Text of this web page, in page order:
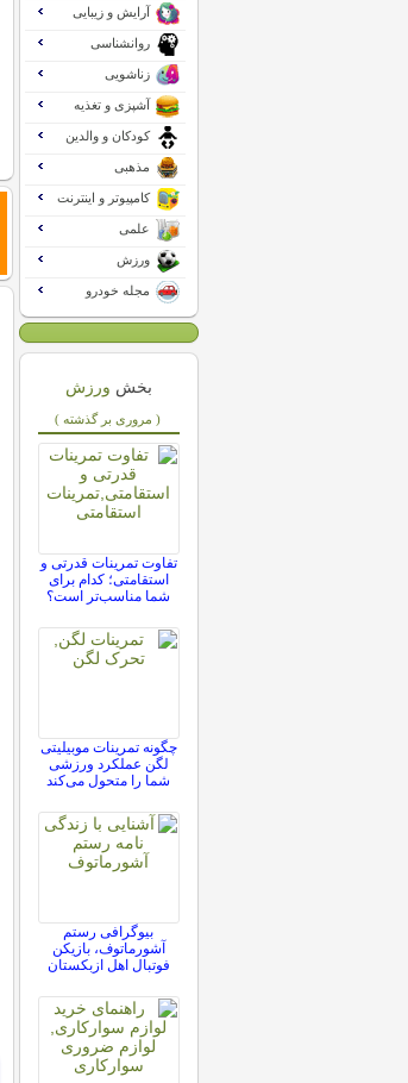
آرایش و زیبایی
روانشناسی
زناشویی
آشپزی و تغذیه
کودکان و والدین
مذهبی
کامپیوتر و اینترنت
علمی
ورزش
مجله خودرو
بخش ورزش
( مروری بر گذشته )
تفاوت تمرینات قدرتی و
استقامتی؛ کدام برای
شما مناسب‌تر است؟
چگونه تمرینات موبیلیتی
لگن عملکرد ورزشی
شما را متحول می‌کند
بیوگرافی رستم
آشورماتوف، بازیکن
فوتبال اهل ازبکستان